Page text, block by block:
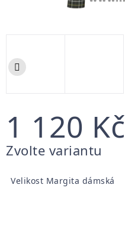
1 120 Kč
Měrná
Zvolte variantu
Velikost Margita dámská